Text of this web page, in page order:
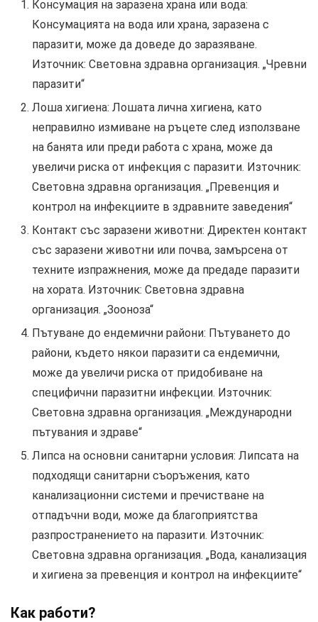
Консумация на заразена храна или вода:
Консумацията на вода или храна, заразена с
паразити, може да доведе до заразяване.
Източник: Световна здравна организация. „Чревни
паразити“
Лоша хигиена: Лошата лична хигиена, като
неправилно измиване на ръцете след използване
на банята или преди работа с храна, може да
увеличи риска от инфекция с паразити. Източник:
Световна здравна организация. „Превенция и
контрол на инфекциите в здравните заведения“
Контакт със заразени животни: Директен контакт
със заразени животни или почва, замърсена от
техните изпражнения, може да предаде паразити
на хората. Източник: Световна здравна
организация. „Зооноза“
Пътуване до ендемични райони: Пътуването до
райони, където някои паразити са ендемични,
може да увеличи риска от придобиване на
специфични паразитни инфекции. Източник:
Световна здравна организация. „Международни
пътувания и здраве“
Липса на основни санитарни условия: Липсата на
подходящи санитарни съоръжения, като
канализационни системи и пречистване на
отпадъчни води, може да благоприятства
разпространението на паразити. Източник:
Световна здравна организация. „Вода, канализация
и хигиена за превенция и контрол на инфекциите“
Как работи?